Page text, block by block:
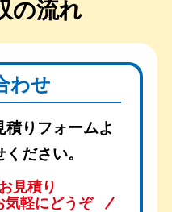
の流れ
わせ
積りフォームよ
ださい。
見積り
気軽にどうぞ